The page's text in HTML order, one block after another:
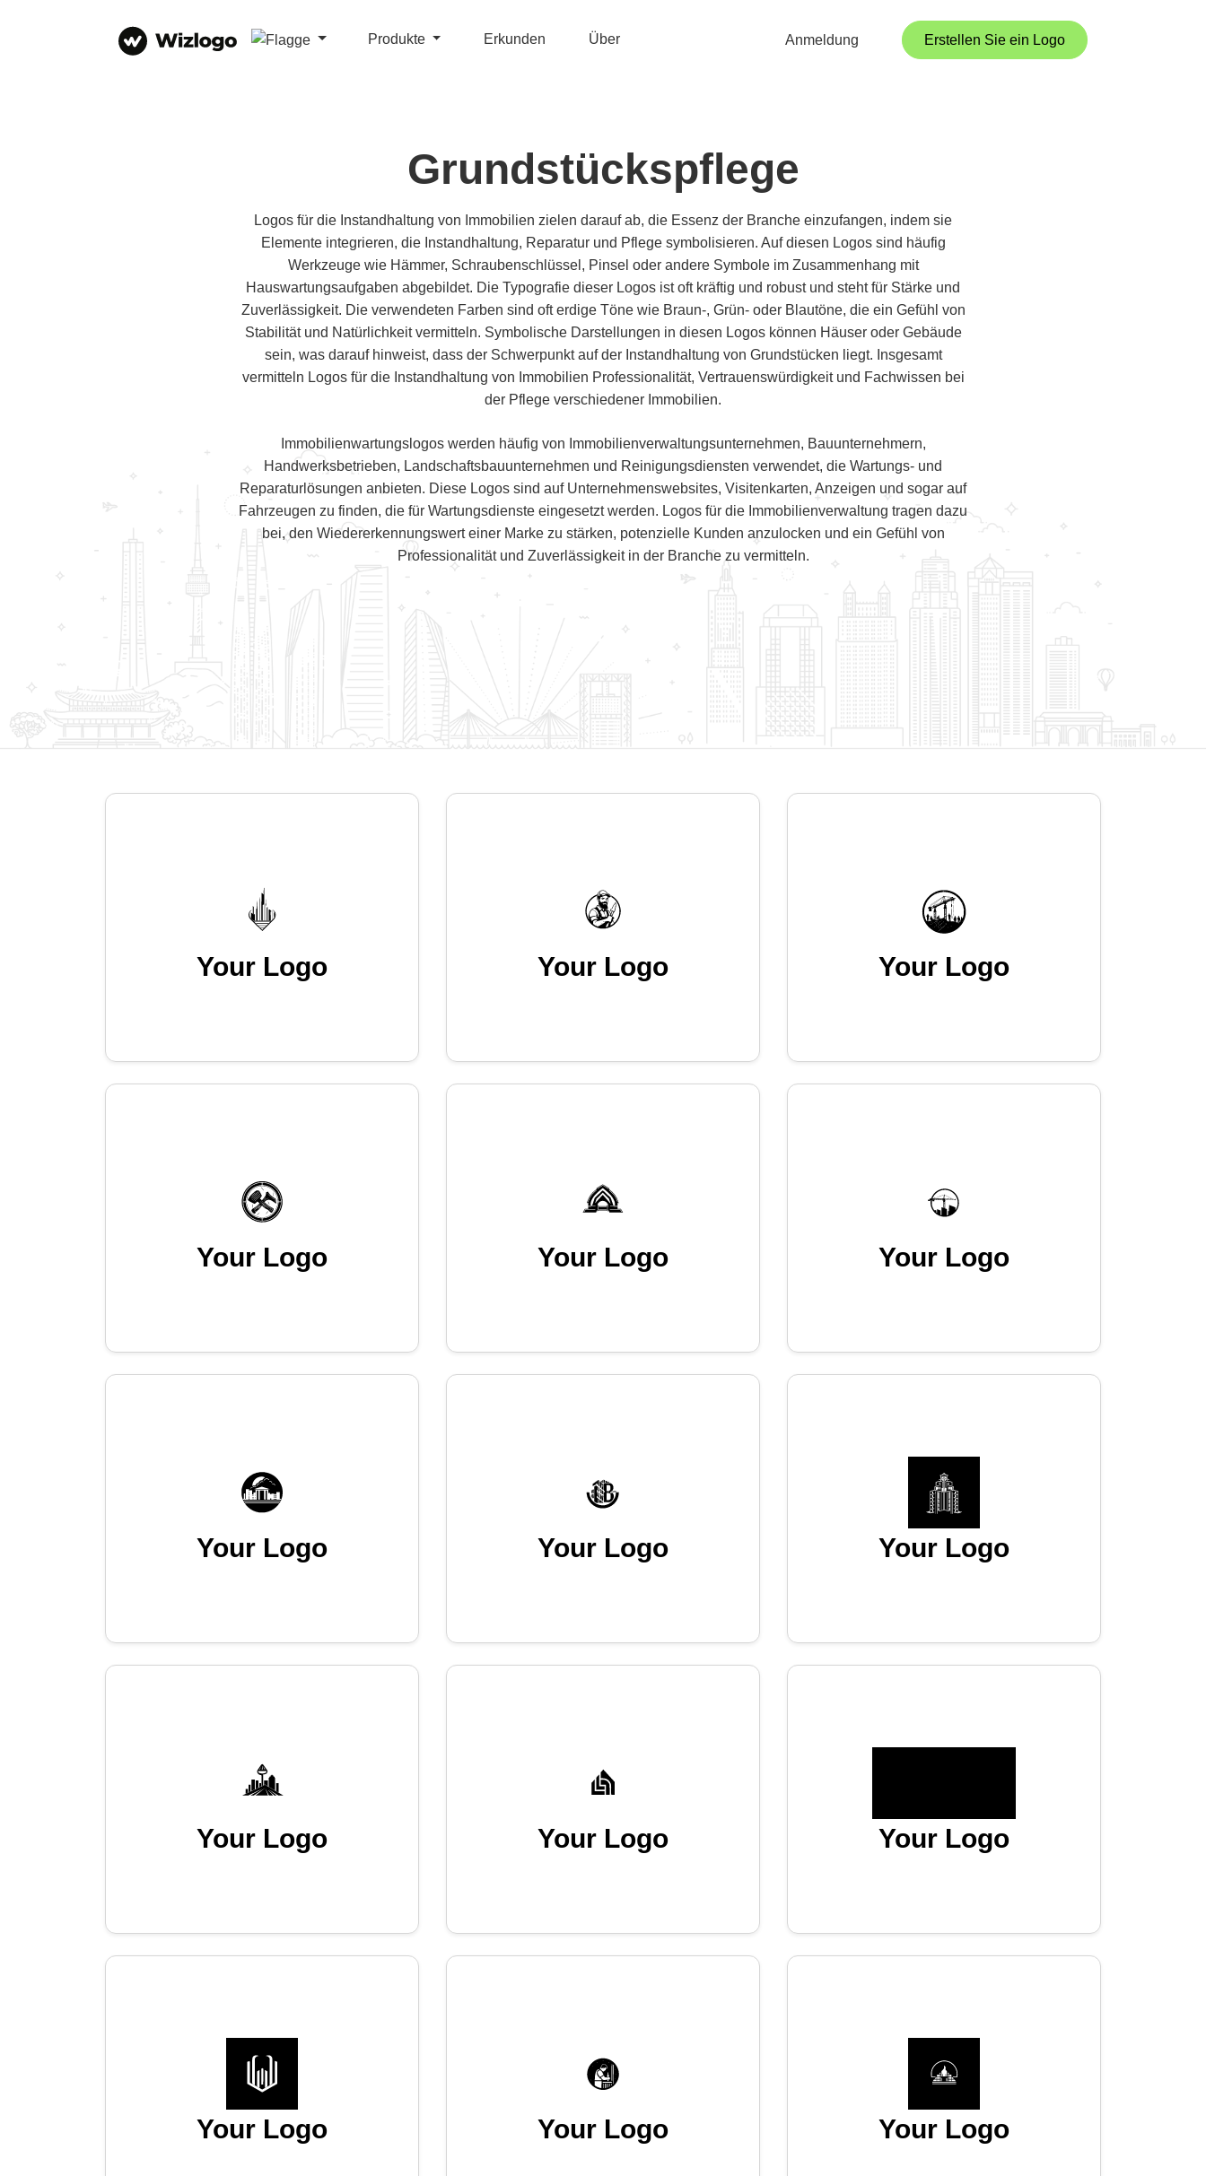
Produkte Erkunden Über Anmeldung Erstellen Sie ein Logo
Grundstückspflege
Logos für die Instandhaltung von Immobilien zielen darauf ab, die Essenz der Branche einzufangen, indem sie
Elemente integrieren, die Instandhaltung, Reparatur und Pflege symbolisieren. Auf diesen Logos sind häufig
Werkzeuge wie Hämmer, Schraubenschlüssel, Pinsel oder andere Symbole im Zusammenhang mit
Hauswartungsaufgaben abgebildet. Die Typografie dieser Logos ist oft kräftig und robust und steht für Stärke und
Zuverlässigkeit. Die verwendeten Farben sind oft erdige Töne wie Braun-, Grün- oder Blautöne, die ein Gefühl von
Stabilität und Natürlichkeit vermitteln. Symbolische Darstellungen in diesen Logos können Häuser oder Gebäude
sein, was darauf hinweist, dass der Schwerpunkt auf der Instandhaltung von Grundstücken liegt. Insgesamt
vermitteln Logos für die Instandhaltung von Immobilien Professionalität, Vertrauenswürdigkeit und Fachwissen bei
der Pflege verschiedener Immobilien.
Immobilienwartungslogos werden häufig von Immobilienverwaltungsunternehmen, Bauunternehmern,
Handwerksbetrieben, Landschaftsbauunternehmen und Reinigungsdiensten verwendet, die Wartungs- und
Reparaturlösungen anbieten. Diese Logos sind auf Unternehmenswebsites, Visitenkarten, Anzeigen und sogar auf
Fahrzeugen zu finden, die für Wartungsdienste eingesetzt werden. Logos für die Immobilienverwaltung tragen dazu
bei, den Wiedererkennungswert einer Marke zu stärken, potenzielle Kunden anzulocken und ein Gefühl von
Professionalität und Zuverlässigkeit in der Branche zu vermitteln.
Your Logo Your Logo Your Logo
Your Logo Your Logo Your Logo
Your Logo Your Logo Your Logo
Your Logo Your Logo Your Logo
Your Logo Your Logo Your Logo